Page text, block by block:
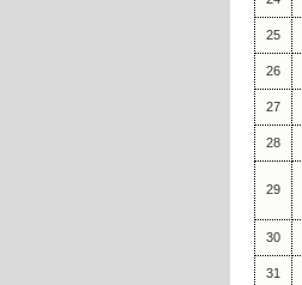
25
26
27
28
29
30
31